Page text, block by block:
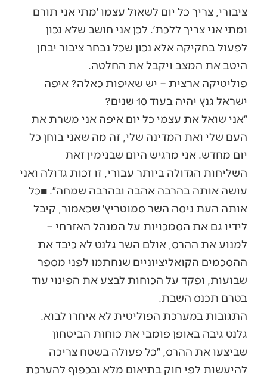
ציבורי, צריך כל יום לשאול עצמו ׳מתי אני תורם
ומתי אני צריך ללכת׳. לכן אני חושב שלא נכון
לפעול בחקיקה אלא נכון שכל נבחר ציבור יבחן
היטב את המצב ויקבל את החלטה.
פוליטיקה ארצית – יש שאיפות כאלה? איפה
ישראל גנץ יהיה בעוד 10 שנים?
״אני שואל את עצמי כל יום איפה אני משרת את
העם שלי ואת המדינה שלי, זה מה שאני בוחן כל
יום מחדש. אני מרגיש היום שבנימין זאת
השליחות הגדולה ביותר עבורי, זו זכות גדולה ואני
עושה אותה בהרבה אהבה ובהרבה שמחה״. ■כל
אותה העת ניסה השר סמוטריץ׳ שכאמור, קיבל
לידיו גם את הסמכויות על המנהל האזרחי –
למנוע את ההרס, אולם השר גלנט לא כיבד את
ההסכמים הקואליציוניים שנחתמו לפני מספר
שבועות, ופקד על הכוחות לבצע את הפינוי עוד
בטרם תכנס השבת.
התגובות במערכת הפוליטית לא איחרו לבוא.
גלנט גיבה באופן פומבי את כוחות הביטחון
שביצעו את ההרס, ״כל פעולה בשטח צריכה
להיעשות לפי חוק בתיאום מלא ובכפוף להערכת